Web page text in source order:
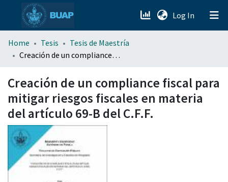
Log In (current)
menu.section.about_menu
Home Tesis
Tesis de Maestría
Creación de un compliance fiscal para mitigar riesgos fiscales en materia del artículo 69-B del C.F.F.
Creación de un compliance fiscal para
mitigar riesgos fiscales en materia
del artículo 69-B del C.F.F.